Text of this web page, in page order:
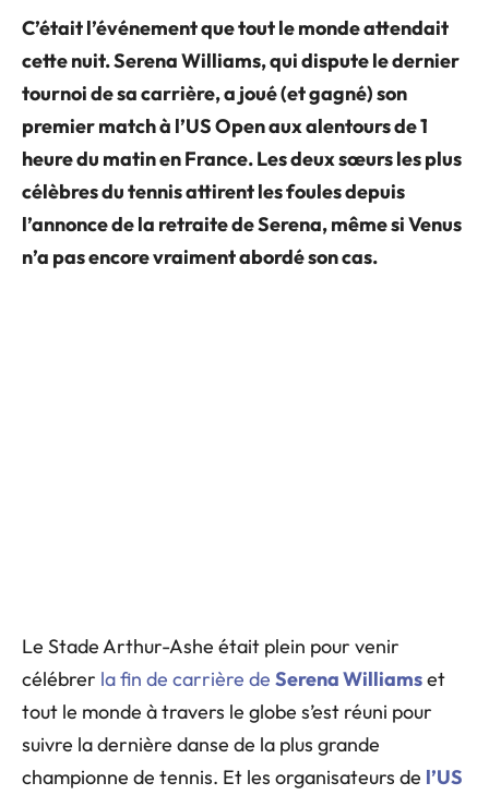
C’était l’événement que tout le monde attendait
cette nuit. Serena Williams, qui dispute le dernier
tournoi de sa carrière, a joué (et gagné) son
premier match à l’US Open aux alentours de 1
heure du matin en France. Les deux sœurs les plus
célèbres du tennis attirent les foules depuis
l’annonce de la retraite de Serena, même si Venus
n’a pas encore vraiment abordé son cas.
Le Stade Arthur-Ashe était plein pour venir
célébrer la fin de carrière de Serena Williamset
tout le monde à travers le globe s’est réuni pour
suivre la dernière danse de la plus grande
championne de tennis. Et les organisateurs de l’US